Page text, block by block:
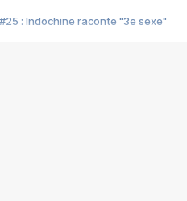
#25 : Indochine raconte "3e sexe"